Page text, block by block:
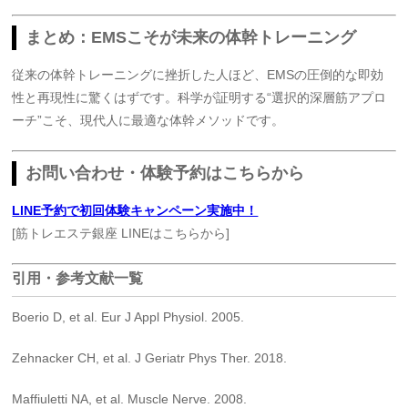
まとめ：EMSこそが未来の体幹トレーニング
従来の体幹トレーニングに挫折した人ほど、EMSの圧倒的な即効
性と再現性に驚くはずです。科学が証明する“選択的深層筋アプロ
ーチ”こそ、現代人に最適な体幹メソッドです。
お問い合わせ・体験予約はこちらから
LINE予約で初回体験キャンペーン実施中！
[筋トレエステ銀座 LINEはこちらから]
引用・参考文献一覧
Boerio D, et al. Eur J Appl Physiol. 2005.
Zehnacker CH, et al. J Geriatr Phys Ther. 2018.
Maffiuletti NA, et al. Muscle Nerve. 2008.